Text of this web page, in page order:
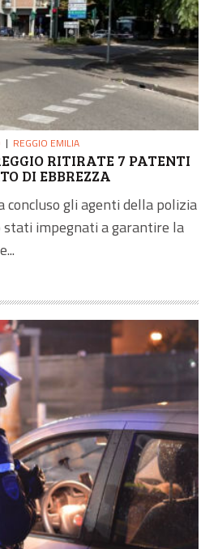
REGGIO EMILIA
RITIRATE 7 PATENTI
DI EBBREZZA
concluso gli agenti della polizia
stati impegnati a garantire la